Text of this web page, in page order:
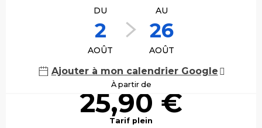
DU
2
AOÛT
AU
26
AOÛT
Ajouter à mon calendrier Google
À partir de
25,90 €
Tarif plein